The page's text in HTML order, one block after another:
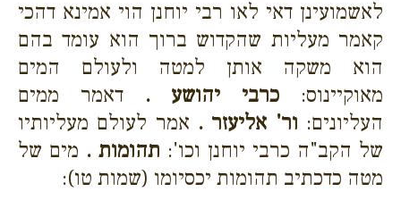
לאשמועינן דאי לאו רבי יוחנן הוי אמינא דהכי
קאמר מעליות שהקדוש ברוך הוא עומד בהם
הוא משקה אותן למטה ולעולם המים
מאוקיינוס: כרבי יהושע . דאמר ממים
העליונים: ור' אליעזר . אמר לעולם מעליותיו
של הקב"ה כרבי יוחנן וכו': תהומות . מים של
מטה כדכתיב תהומות יכסיומו (שמות טו):